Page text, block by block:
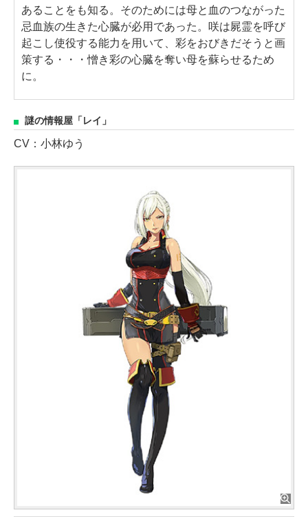
あることをも知る。そのためには母と血のつながった
忌血族の生きた心臓が必用であった。咲は屍霊を呼び
起こし使役する能力を用いて、彩をおびきだそうと画
策する・・・憎き彩の心臓を奪い母を蘇らせるため
に。
謎の情報屋「レイ」
CV：小林ゆう